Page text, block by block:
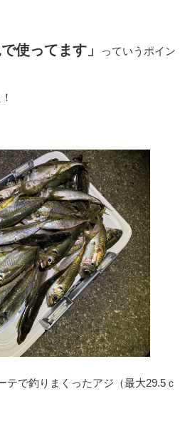
使ってます」
っていうポイン
テで釣りまくったアジ（最大29.5ｃ